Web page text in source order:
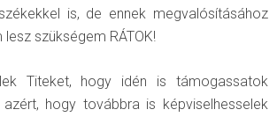
is, de ennek megvalósításához
szükségem RÁTOK!
Titeket, hogy idén is támogassatok
hogy továbbra is képviselhesselek